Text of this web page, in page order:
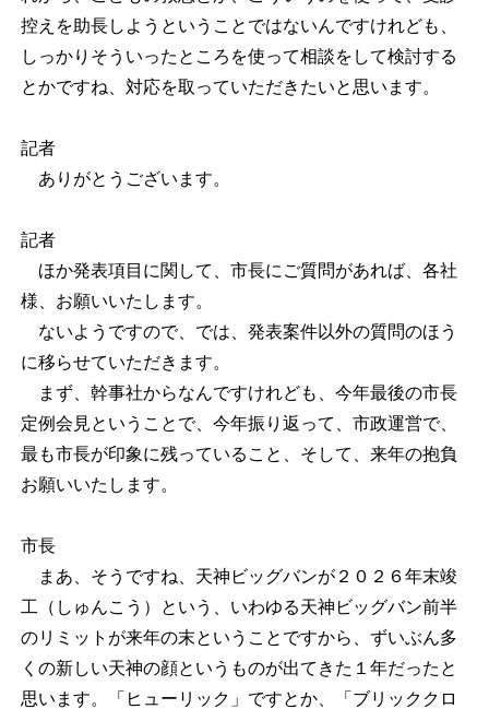
控えを助長しようということではないんですけれども、
しっかりそういったところを使って相談をして検討する
とかですね、対応を取っていただきたいと思います。
記者
ありがとうございます。
記者
ほか発表項目に関して、市長にご質問があれば、各社
様、お願いいたします。
ないようですので、では、発表案件以外の質問のほう
に移らせていただきます。
まず、幹事社からなんですけれども、今年最後の市長
定例会見ということで、今年振り返って、市政運営で、
最も市長が印象に残っていること、そして、来年の抱負
お願いいたします。
市長
まあ、そうですね、天神ビッグバンが２０２６年末竣
工（しゅんこう）という、いわゆる天神ビッグバン前半
のリミットが来年の末ということですから、ずいぶん多
くの新しい天神の顔というものが出てきた１年だったと
思います。「ヒューリック」ですとか、「ブリッククロ